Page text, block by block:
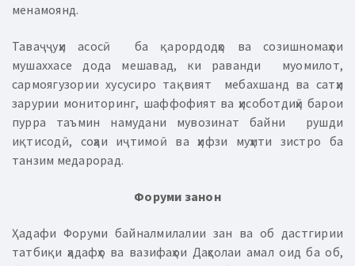
менамоянд.
Таваҷҷуҳи асосӣ ба қарордодҳо ва созишномаҳои
мушаххасе дода мешавад, ки раванди муомилот,
сармоягузории хусусиро тақвият мебахшанд ва сатҳи
зарурии мониторинг, шаффофият ва ҳисоботдиҳӣ барои
пурра таъмин намудани мувозинат байни рушди
иқтисодӣ, соҳаи иҷтимоӣ ва ҳифзи муҳити зистро ба
танзим медарорад.
Форуми занон
Ҳадафи Форуми байналмилалии зан ва об дастгирии
татбиқи ҳадафҳо ва вазифаҳои Даҳсолаи амал оид ба об,